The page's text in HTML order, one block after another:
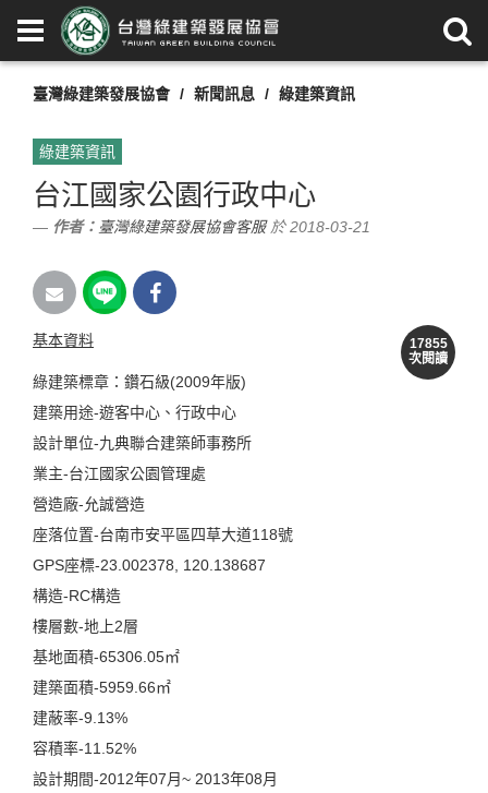
臺灣綠建築發展協會 新聞訊息 綠建築資訊
綠建築資訊
台江國家公園行政中心
作者： 臺灣綠建築發展協會客服於 2018-03-21
17855
次閱讀
基本資料
綠建築標章：鑽石級(2009年版)
建築用途-遊客中心、行政中心
設計單位-九典聯合建築師事務所
業主-台江國家公園管理處
營造廠-允誠營造
座落位置-台南市安平區四草大道118號
GPS座標-23.002378, 120.138687
構造-RC構造
樓層數-地上2層
基地面積-65306.05㎡
建築面積-5959.66㎡
建蔽率-9.13%
容積率-11.52%
設計期間-2012年07月~ 2013年08月